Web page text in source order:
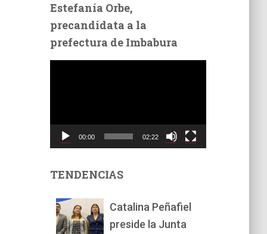
Estefanía Orbe,
precandidata a la
prefectura de Imbabura
t
00:00 02:22
TENDENCIAS
Catalina Peñafiel
preside la Junta